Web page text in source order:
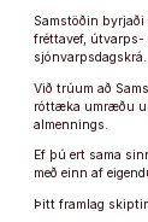
Samstöðin
fréttavef, útvarps-
sjónvarpsdagskrá.
Við trúum að
róttæka umræðu
almennings.
Ef þú ert sama
með einn af
Þitt framlag